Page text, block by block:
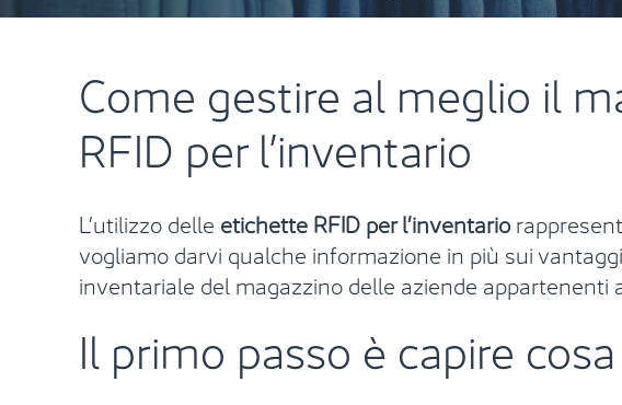
Come gestire al meglio il
RFID per l’inventario
L’utilizzo delle etichette RFID per l’inventario
vogliamo darvi qualche informazione in più sui
inventariale del magazzino delle aziende appartenenti
Il primo passo è capire